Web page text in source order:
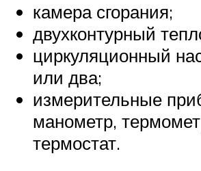
камера сгорания;
двухконтурный
циркуляционный
или два;
измерительные
манометр,
термостат.